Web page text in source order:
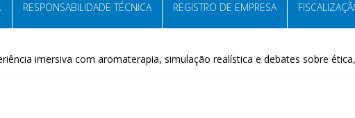
RESPONSABILIDADE TÉCNICA REGISTRO DE EMPRESA
imersiva com aromaterapia, simulação realística e debates sobre